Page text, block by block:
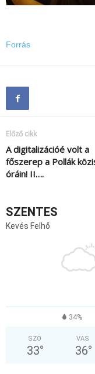
Forrás
Előző cikk
A digitalizációé volt a
főszerep a Pollák
óráin! II….
SZENTES
Kevés Felhő
34%
SZO
33°
VAS
36°